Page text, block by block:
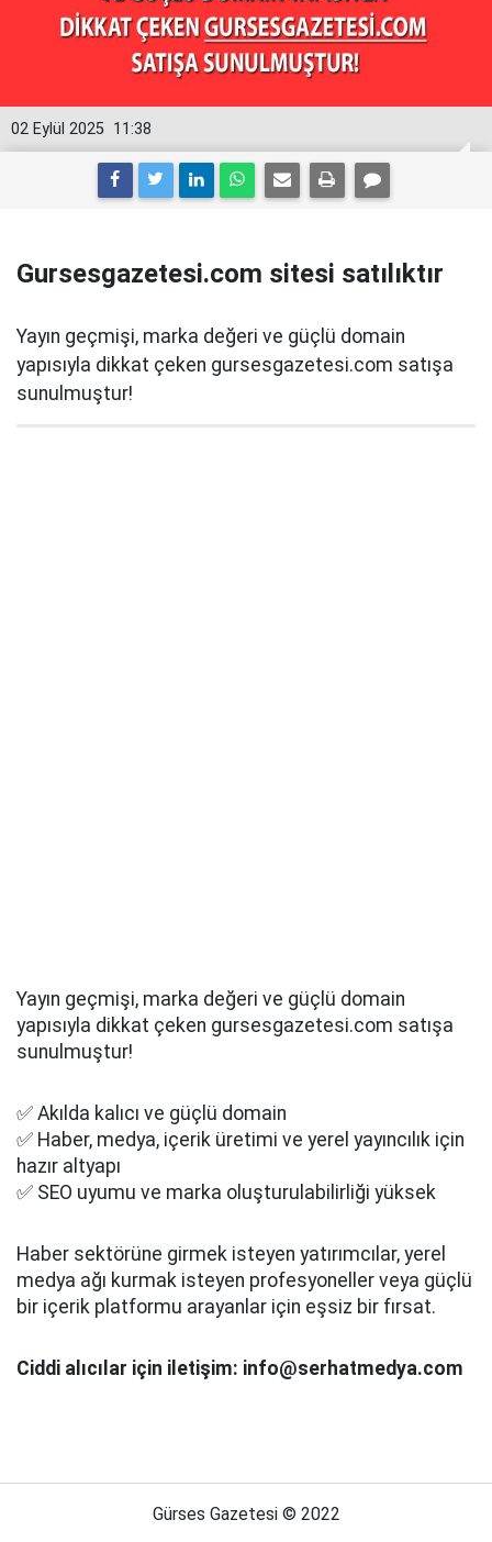
11:38
02 Eylül 2025
Gursesgazetesi.com sitesi satılıktır
Yayın geçmişi, marka değeri ve güçlü domain
yapısıyla dikkat çeken gursesgazetesi.com satışa
sunulmuştur!
Yayın geçmişi, marka değeri ve güçlü domain
yapısıyla dikkat çeken gursesgazetesi.com satışa
sunulmuştur!
✅ Akılda kalıcı ve güçlü domain
✅ Haber, medya, içerik üretimi ve yerel yayıncılık için
hazır altyapı
✅ SEO uyumu ve marka oluşturulabilirliği yüksek
Haber sektörüne girmek isteyen yatırımcılar, yerel
medya ağı kurmak isteyen profesyoneller veya güçlü
bir içerik platformu arayanlar için eşsiz bir fırsat.
Ciddi alıcılar için iletişim: info@serhatmedya.com
Gürses Gazetesi © 2022